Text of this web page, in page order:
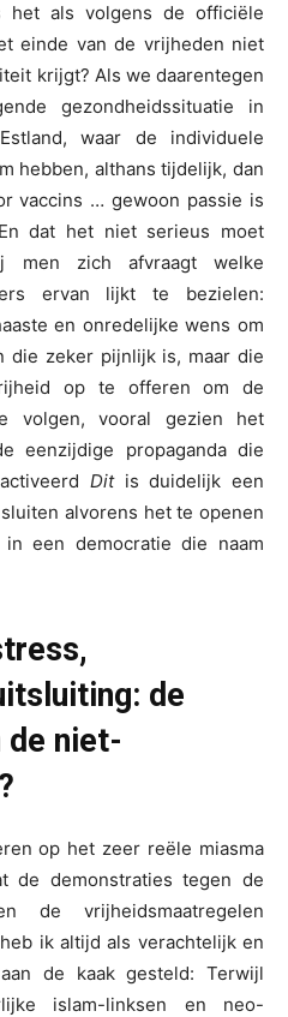
het als volgens de officiële
einde van de vrijheden niet
krijgt? Als we daarentegen
gezondheidssituatie in
waar de individuele
hebben, althans tijdelijk, dan
vaccins … gewoon passie is
dat het niet serieus moet
men zich afvraagt welke
ervan lijkt te bezielen:
en onredelijke wens om
die zeker pijnlijk is, maar die
op te offeren om de
volgen, vooral gezien het
eenzijdige propaganda die
Ditis duidelijk een
alvorens het te openen
een democratie die naam
de
de niet-
op het zeer reële miasma
de demonstraties tegen de
de vrijheidsmaatregelen
ik altijd als verachtelijk en
de kaak gesteld: Terwijl
islam-linksen en neo-